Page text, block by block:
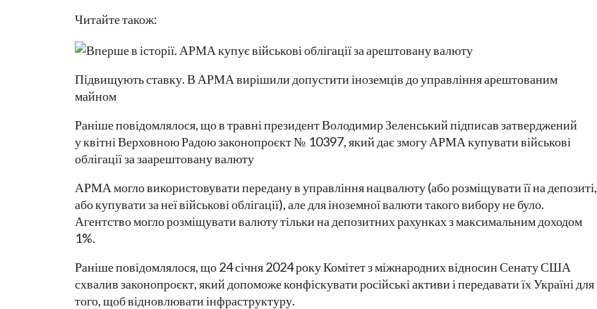
Читайте також:
Підвищують ставку. В АРМА вирішили допустити іноземців до управління арештованим
майном
Раніше повідомлялося, що в травні президент Володимир Зеленський підписав затверджений
у квітні Верховною Радою законопроєкт № 10397, який дає змогу АРМА купувати військові
облігації за заарештовану валюту
АРМА могло використовувати передану в управління нацвалюту (або розміщувати її на депозиті,
або купувати за неї військові облігації), але для іноземної валюти такого вибору не було.
Агентство могло розміщувати валюту тільки на депозитних рахунках з максимальним доходом
1%.
Раніше повідомлялося, що 24 січня 2024 року Комітет з міжнародних відносин Сенату США
схвалив законопроєкт, який допоможе конфіскувати російські активи і передавати їх Україні для
того, щоб відновлювати інфраструктуру.